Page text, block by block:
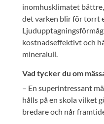
inomhusklimatet
det varken blir för torrt
kostnadseffektivt och
mineralull.
Vad tycker du om
– En superintressant
hålls på en skola vilket
bredare och når